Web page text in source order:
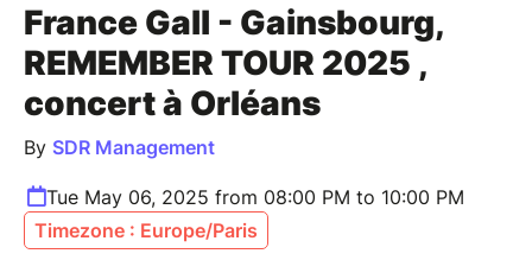
France Gall - Gainsbourg,
REMEMBER TOUR 2025 ,
concert à Orléans
By SDR Management
Tue May 06, 2025 from 08:00 PM to 10:00 PM
Timezone : Europe/Paris